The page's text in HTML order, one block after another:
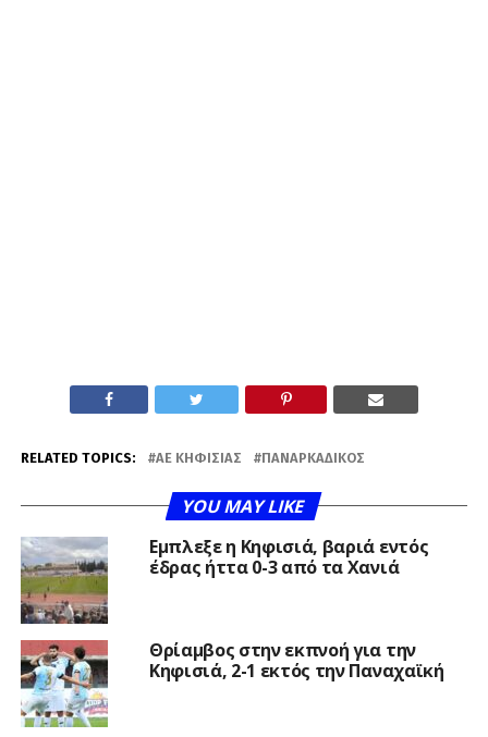
RELATED TOPICS: ΑΕ ΚΗΦΙΣΙΆΣ ΠΑΝΑΡΚΑΔΙΚΌΣ
YOU MAY LIKE
Εμπλεξε η Κηφισιά, βαριά εντός
έδρας ήττα 0-3 από τα Χανιά
Θρίαμβος στην εκπνοή για την
Κηφισιά, 2-1 εκτός την Παναχαϊκή